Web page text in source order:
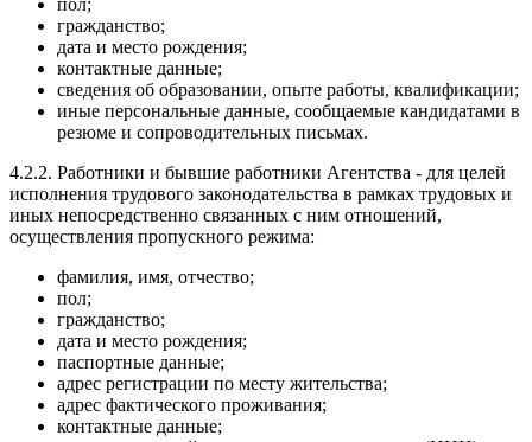
пол;
гражданство;
дата и место рождения;
контактные данные;
сведения об образовании, опыте работы, квалификации;
иные персональные данные, сообщаемые кандидатами в
резюме и сопроводительных письмах.
4.2.2. Работники и бывшие работники Агентства - для целей
исполнения трудового законодательства в рамках трудовых и
иных непосредственно связанных с ним отношений,
осуществления пропускного режима:
фамилия, имя, отчество;
пол;
гражданство;
дата и место рождения;
паспортные данные;
адрес регистрации по месту жительства;
адрес фактического проживания;
контактные данные;